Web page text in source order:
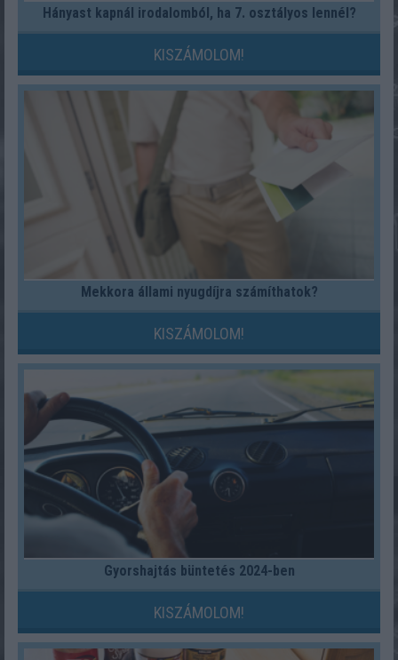
Hányast kapnál irodalomból, ha 7. osztályos lennél?
KISZÁMOLOM!
Mekkora állami nyugdíjra számíthatok?
KISZÁMOLOM!
Gyorshajtás büntetés 2024-ben
KISZÁMOLOM!